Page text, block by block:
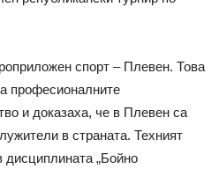
спорт – Плевен. Това
професионалните
и доказаха, че в Плевен са
в страната. Техният
дисциплината „Бойно